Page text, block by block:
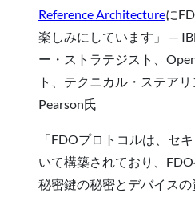
Reference Architectureに
楽しみにしています」 —
ー・ストラテジスト、
ト、テクニカル・ステア
Pearson氏
「FDOプロトコルは、セ
いて構築されており、
秘密鍵の秘密とデバイス